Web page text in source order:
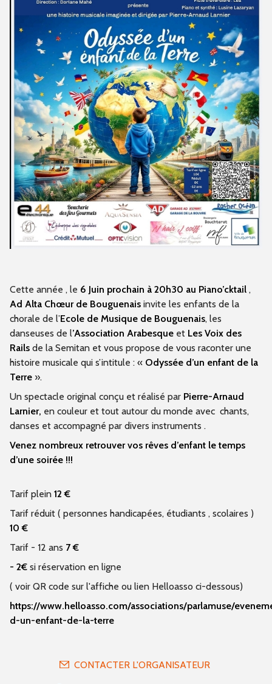
Cette année , le 6 Juin prochain à 20h30 au Piano’cktail ,
Ad Alta Chœur de Bouguenais invite les enfants de la
chorale de l’Ecole de Musique de Bouguenais, les
danseuses de l’Association Arabesque et Les Voix des
Rails de la Semitan et vous propose de vous raconter une
histoire musicale qui s’intitule : « Odyssée d’un enfant de la
Terre ».
Un spectacle original conçu et réalisé par Pierre-Arnaud
Larnier, en couleur et tout autour du monde avec chants,
danses et accompagné par divers instruments .
Venez nombreux retrouver vos rêves d’enfant le temps
d’une soirée !!!
Tarif plein 12 €
Tarif réduit ( personnes handicapées, étudiants , scolaires )
10 €
Tarif - 12 ans 7 €
- 2€ si réservation en ligne
( voir QR code sur l'affiche ou lien Helloasso ci-dessous)
https://www.helloasso.com/associations/parlamuse/
d-un-enfant-de-la-terre
CONTACTER L'ORGANISATEUR